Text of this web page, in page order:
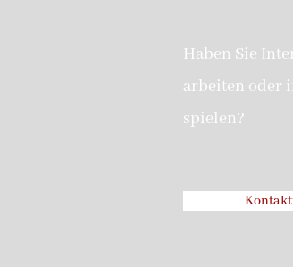
Haben Sie
arbeiten oder
spielen?